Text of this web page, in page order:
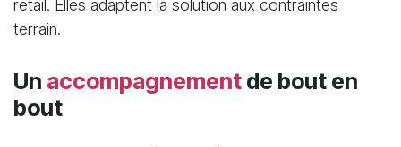
retail. Elles adaptent la solution aux contraintes
terrain.
Un accompagnement de bout en
bout